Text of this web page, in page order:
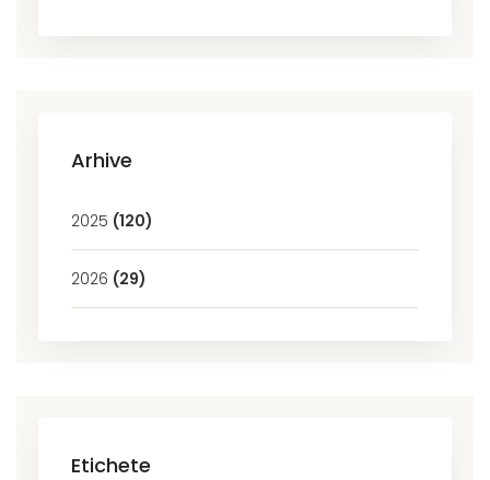
Arhive
2025 (120)
2026 (29)
Etichete